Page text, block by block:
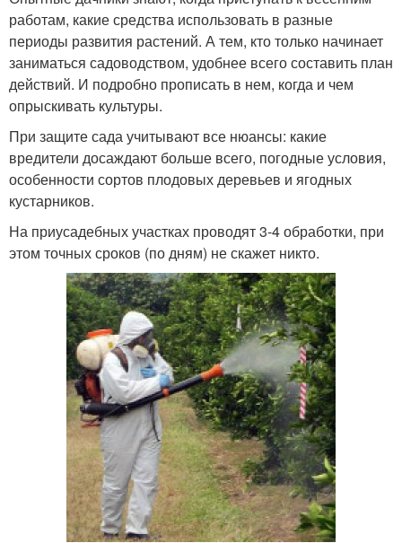
работам, какие средства использовать в разные
периоды развития растений. А тем, кто только начинает
заниматься садоводством, удобнее всего составить план
действий. И подробно прописать в нем, когда и чем
опрыскивать культуры.
При защите сада учитывают все нюансы: какие
вредители досаждают больше всего, погодные условия,
особенности сортов плодовых деревьев и ягодных
кустарников.
На приусадебных участках проводят 3-4 обработки, при
этом точных сроков (по дням) не скажет никто.